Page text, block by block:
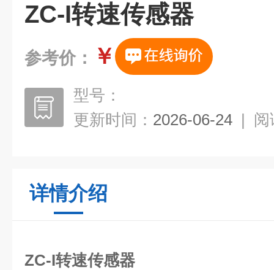
ZC-I转速传感器
参考价： ￥
型号：
更新时间： 2026-06-24 | 阅
详情介绍
ZC-I转速传感器